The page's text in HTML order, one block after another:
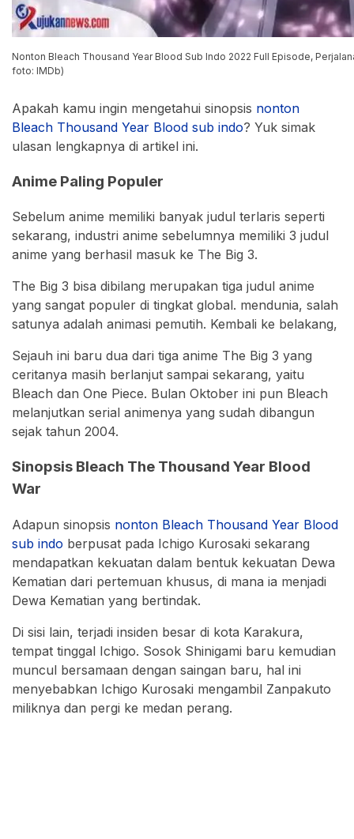
Nonton Bleach Thousand Year Blood Sub Indo 2022 Full Episode,
foto: IMDb)
Apakah kamu ingin mengetahui sinopsis nonton
Bleach Thousand Year Blood sub indo? Yuk simak
ulasan lengkapnya di artikel ini.
Anime Paling Populer
Sebelum anime memiliki banyak judul terlaris seperti
sekarang, industri anime sebelumnya memiliki 3 judul
anime yang berhasil masuk ke The Big 3.
The Big 3 bisa dibilang merupakan tiga judul anime
yang sangat populer di tingkat global. mendunia, salah
satunya adalah animasi pemutih. Kembali ke belakang,
Sejauh ini baru dua dari tiga anime The Big 3 yang
ceritanya masih berlanjut sampai sekarang, yaitu
Bleach dan One Piece. Bulan Oktober ini pun Bleach
melanjutkan serial animenya yang sudah dibangun
sejak tahun 2004.
Sinopsis Bleach The Thousand Year Blood
War
Adapun sinopsis nonton Bleach Thousand Year Blood
sub indo berpusat pada Ichigo Kurosaki sekarang
mendapatkan kekuatan dalam bentuk kekuatan Dewa
Kematian dari pertemuan khusus, di mana ia menjadi
Dewa Kematian yang bertindak.
Di sisi lain, terjadi insiden besar di kota Karakura,
tempat tinggal Ichigo. Sosok Shinigami baru kemudian
muncul bersamaan dengan saingan baru, hal ini
menyebabkan Ichigo Kurosaki mengambil Zanpakuto
miliknya dan pergi ke medan perang.